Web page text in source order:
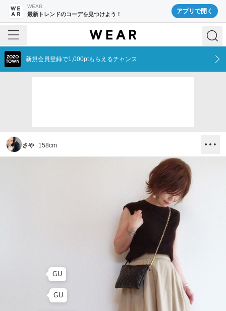
WEAR
最新トレンドのコーデを見つけよう！ アプリで開く
新規会員登録で1,000ptもらえるチャンス
さや 158cm
GU
GU